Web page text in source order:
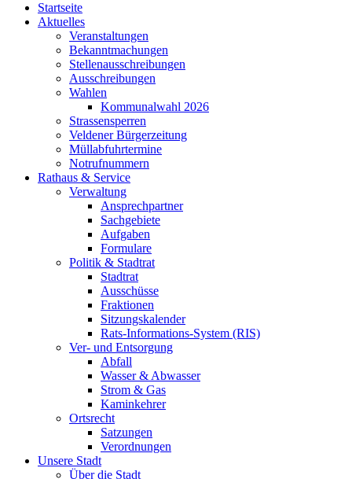
Startseite
Aktuelles
Veranstaltungen
Bekanntmachungen
Stellenausschreibungen
Ausschreibungen
Wahlen
Kommunalwahl 2026
Strassensperren
Veldener Bürgerzeitung
Müllabfuhrtermine
Notrufnummern
Rathaus & Service
Verwaltung
Ansprechpartner
Sachgebiete
Aufgaben
Formulare
Politik & Stadtrat
Stadtrat
Ausschüsse
Fraktionen
Sitzungskalender
Rats-Informations-System (RIS)
Ver- und Entsorgung
Abfall
Wasser & Abwasser
Strom & Gas
Kaminkehrer
Ortsrecht
Satzungen
Verordnungen
Unsere Stadt
Über die Stadt